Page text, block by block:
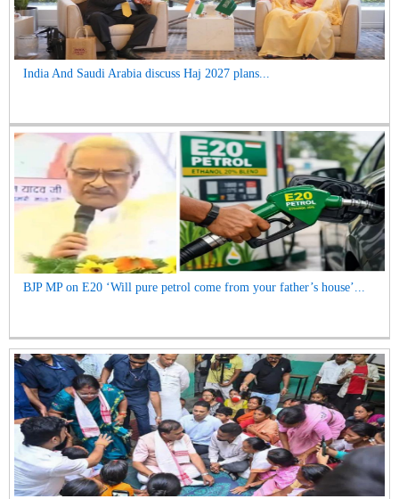
India And Saudi Arabia discuss Haj 2027 plans...
BJP MP on E20 ‘Will pure petrol come from your father’s house’...